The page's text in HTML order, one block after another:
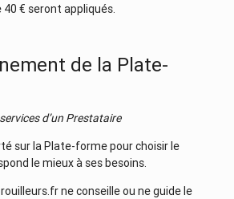
€ seront appliqués.
de la Plate-
d’un Prestataire
sur la Plate-forme pour choisir le
le mieux à ses besoins.
ne conseille ou ne guide le